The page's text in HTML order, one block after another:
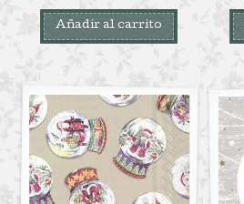
Añadir al carrito